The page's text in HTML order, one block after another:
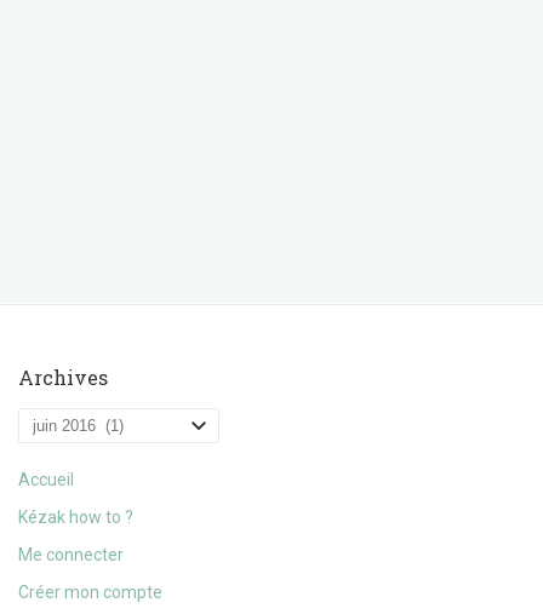
Archives
Archives
Accueil
Kézak how to ?
Me connecter
Créer mon compte